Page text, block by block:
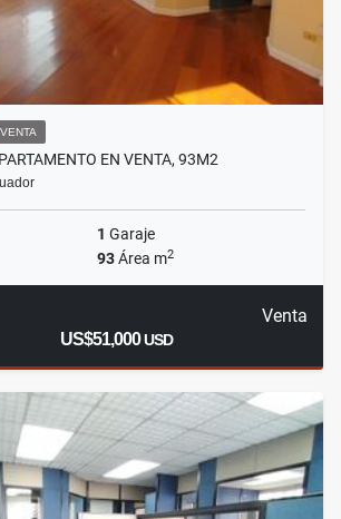
VENTA
EN VENTA, 93M2
1 Garaje
93Área m2
Venta
US$51,000USD